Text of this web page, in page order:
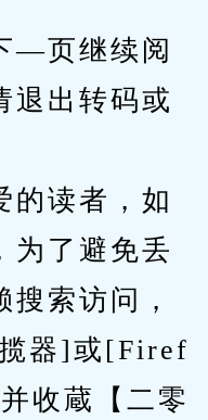
—页继续阅
退出转码或
读者，如
为了避免丢
索访问，
器]或[Firef
收蔵【二零